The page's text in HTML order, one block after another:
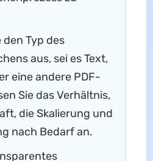
den Typ des
aus, sei es Text,
eine andere PDF-
Sie das Verhältnis,
die Skalierung und
nach Bedarf an.